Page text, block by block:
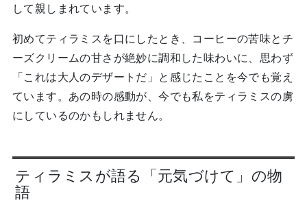
して親しまれています。
初めてティラミスを口にしたとき、コーヒーの苦味とチ
ーズクリームの甘さが絶妙に調和した味わいに、思わず
「これは大人のデザートだ」と感じたことを今でも覚え
ています。あの時の感動が、今でも私をティラミスの虜
にしているのかもしれません。
ティラミスが語る「元気づけて」の物
語